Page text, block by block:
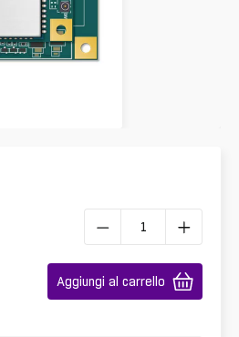
Aggiungi al carrello